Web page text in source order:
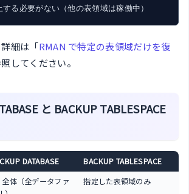
る必要がない（他の表領域は稼働中）
細は「RMAN で特定の表領域だけを復
してください。
と BACKUP TABLESPACE
DATABASE
BACKUP TABLESPACE
全体（全データファ
指定した表領域のみ